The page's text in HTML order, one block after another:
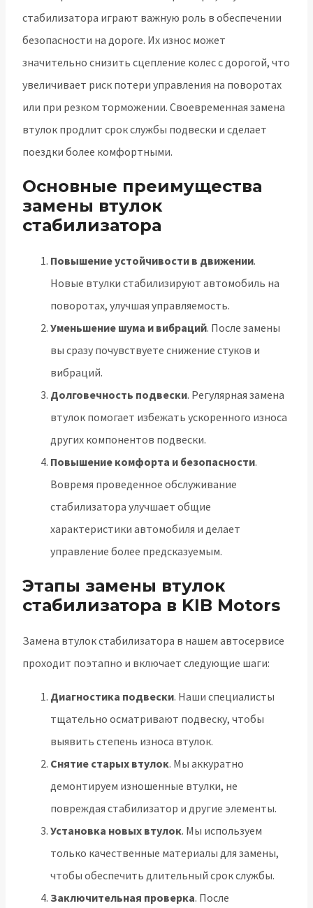
стабилизатора играют важную роль в обеспечении
безопасности на дороге. Их износ может
значительно снизить сцепление колес с дорогой, что
увеличивает риск потери управления на поворотах
или при резком торможении. Своевременная замена
втулок продлит срок службы подвески и сделает
поездки более комфортными.
Основные преимущества
замены втулок
стабилизатора
Повышение устойчивости в движении.
Новые втулки стабилизируют автомобиль на
поворотах, улучшая управляемость.
Уменьшение шума и вибраций. После замены
вы сразу почувствуете снижение стуков и
вибраций.
Долговечность подвески. Регулярная замена
втулок помогает избежать ускоренного износа
других компонентов подвески.
Повышение комфорта и безопасности.
Вовремя проведенное обслуживание
стабилизатора улучшает общие
характеристики автомобиля и делает
управление более предсказуемым.
Этапы замены втулок
стабилизатора в KIB Motors
Замена втулок стабилизатора в нашем автосервисе
проходит поэтапно и включает следующие шаги:
Диагностика подвески. Наши специалисты
тщательно осматривают подвеску, чтобы
выявить степень износа втулок.
Снятие старых втулок. Мы аккуратно
демонтируем изношенные втулки, не
повреждая стабилизатор и другие элементы.
Установка новых втулок. Мы используем
только качественные материалы для замены,
чтобы обеспечить длительный срок службы.
Заключительная проверка. После